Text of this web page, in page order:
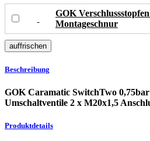
GOK
Montageschnur
Beschreibung
GOK Caramatic SwitchTwo
Umschaltventile 2 x M20x1,5
Produktdetails